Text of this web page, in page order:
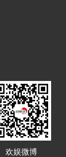
欢娱微博